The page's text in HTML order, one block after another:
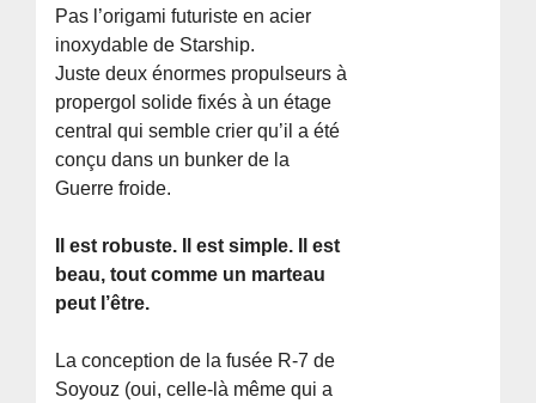
Pas l’origami futuriste en acier
inoxydable de Starship.
Juste deux énormes propulseurs à
propergol solide fixés à un étage
central qui semble crier qu’il a été
conçu dans un bunker de la
Guerre froide.
Il est robuste. Il est simple. Il est
beau, tout comme un marteau
peut l’être.
La conception de la fusée R-7 de
Soyouz (oui, celle-là même qui a